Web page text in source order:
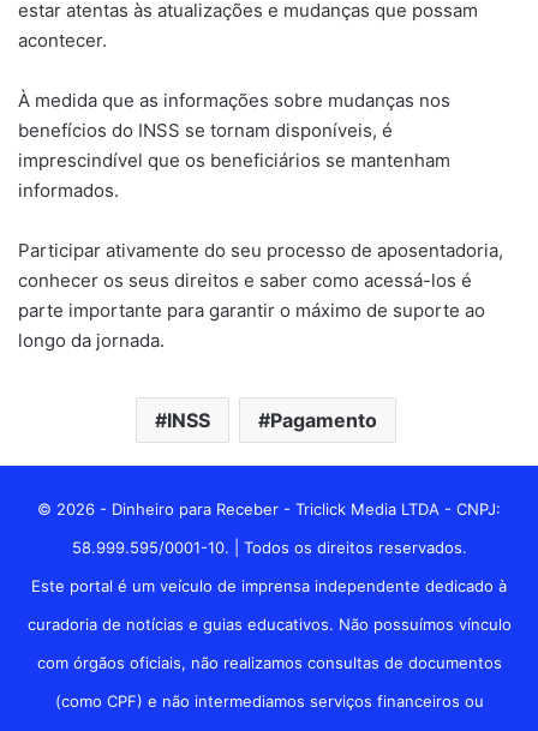
estar atentas às atualizações e mudanças que possam
acontecer.
À medida que as informações sobre mudanças nos
benefícios do INSS se tornam disponíveis, é
imprescindível que os beneficiários se mantenham
informados.
Participar ativamente do seu processo de aposentadoria,
conhecer os seus direitos e saber como acessá-los é
parte importante para garantir o máximo de suporte ao
longo da jornada.
INSS Pagamento
© 2026 - Dinheiro para Receber - Triclick Media LTDA - CNPJ:
58.999.595/0001-10. | Todos os direitos reservados.
Este portal é um veículo de imprensa independente dedicado à
curadoria de notícias e guias educativos. Não possuímos vínculo
com órgãos oficiais, não realizamos consultas de documentos
(como CPF) e não intermediamos serviços financeiros ou